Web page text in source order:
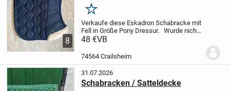
8
Merken
Verkaufe diese Eskadron Schabracke mit
Fell in Größe Pony Dressur. Wurde nicht
so oft genutzt und so gut es geht geputzt.
Privatverkauf keine Garantie,...
48 €VB
74564 Crailsheim
31.07.2026
Schabracken / Satteldecke